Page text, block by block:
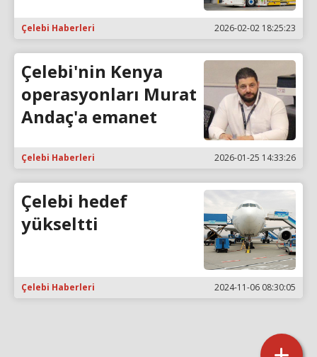
Çelebi Haberleri 2026-02-02 18:25:23
Çelebi'nin Kenya
operasyonları Murat
Andaç'a emanet
Çelebi Haberleri 2026-01-25 14:33:26
Çelebi hedef
yükseltti
Çelebi Haberleri 2024-11-06 08:30:05